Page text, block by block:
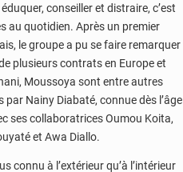
conseiller et distraire, c’est
au quotidien. Après un premier
le groupe a pu se faire remarquer
plusieurs contrats en Europe et
Moussoya sont entre autres
Nainy Diabaté, connue dès l’âge
ses collaboratrices Oumou Koita,
et Awa Diallo.
connu à l’extérieur qu’à l’intérieur